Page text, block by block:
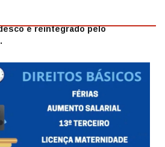
é reintegrado pelo